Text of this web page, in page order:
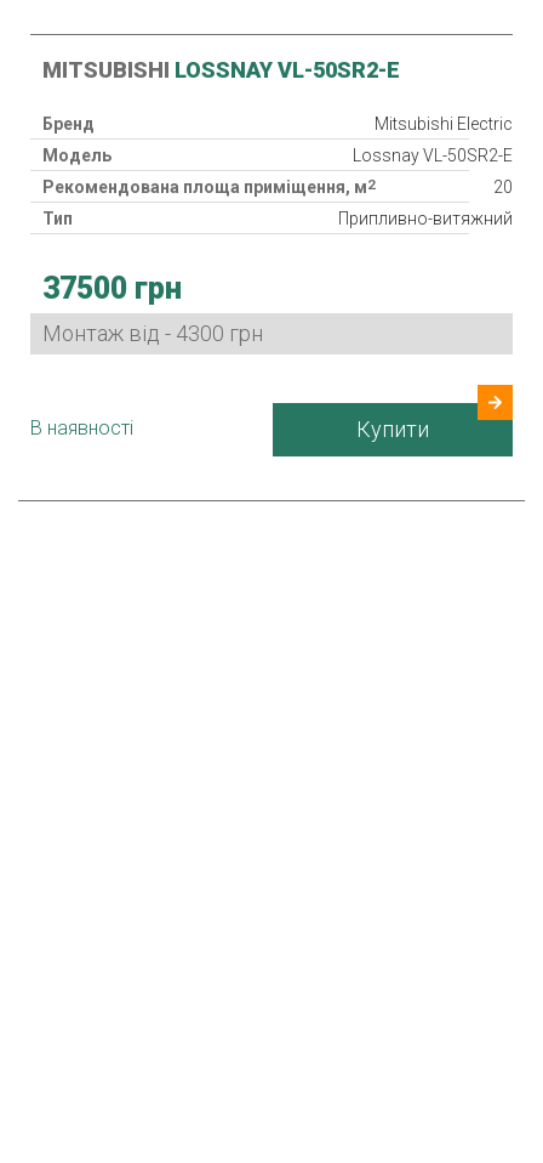
MITSUBISHI LOSSNAY VL-50SR2-E
Бренд
Mitsubishi Electric
Модель
Lossnay VL-50SR2-E
Рекомендована площа приміщення, м2
20
Тип
Припливно-витяжний
Споживана потужність
Гарантія
36 міс.
Країна виробник
37500 грн
Монтаж від - 4300 грн
В наявності Купити